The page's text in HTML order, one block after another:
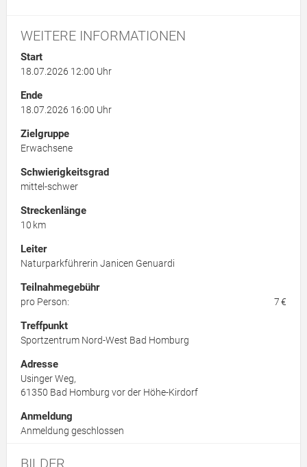
WEITERE INFORMATIONEN
Start
18.07.2026 12:00 Uhr
Ende
18.07.2026 16:00 Uhr
Zielgruppe
Erwachsene
Schwierigkeitsgrad
mittel-schwer
Streckenlänge
10 km
Leiter
Naturparkführerin Janicen Genuardi
Teilnahmegebühr
pro Person: 7 €
Treffpunkt
Sportzentrum Nord-West Bad Homburg
Adresse
Usinger Weg,
61350 Bad Homburg vor der Höhe-Kirdorf
Anmeldung
Anmeldung geschlossen
BILDER